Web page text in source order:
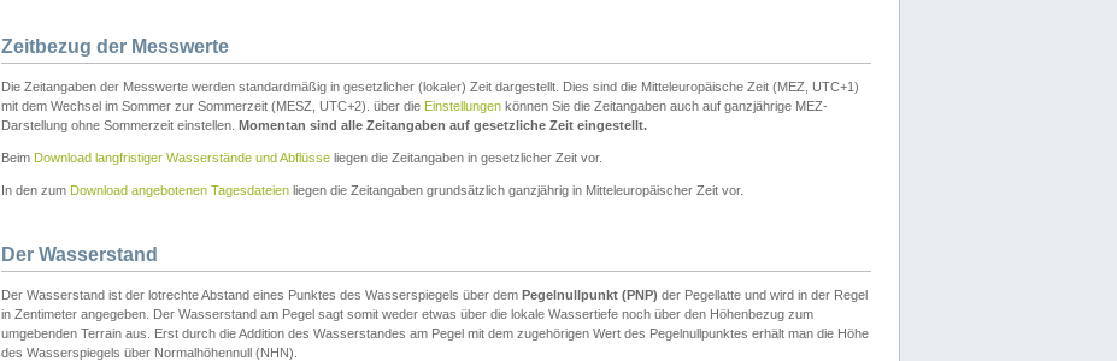
Zeitbezug der Messwerte
Die Zeitangaben der Messwerte werden standardmäßig in gesetzlicher (lokaler) Zeit dargestellt. Dies sind die Mitteleuropäische Zeit (MEZ, UTC+1)
mit dem Wechsel im Sommer zur Sommerzeit (MESZ, UTC+2). über die Einstellungen können Sie die Zeitangaben auch auf ganzjährige MEZ-
Darstellung ohne Sommerzeit einstellen. Momentan sind alle Zeitangaben auf gesetzliche Zeit eingestellt.
Beim Download langfristiger Wasserstände und Abflüsse liegen die Zeitangaben in gesetzlicher Zeit vor.
In den zum Download angebotenen Tagesdateien liegen die Zeitangaben grundsätzlich ganzjährig in Mitteleuropäischer Zeit vor.
Der Wasserstand
Der Wasserstand ist der lotrechte Abstand eines Punktes des Wasserspiegels über dem Pegelnullpunkt (PNP) der Pegellatte und wird in der Regel
in Zentimeter angegeben. Der Wasserstand am Pegel sagt somit weder etwas über die lokale Wassertiefe noch über den Höhenbezug zum
umgebenden Terrain aus. Erst durch die Addition des Wasserstandes am Pegel mit dem zugehörigen Wert des Pegelnullpunktes erhält man die Höhe
des Wasserspiegels über Normalhöhennull (NHN).